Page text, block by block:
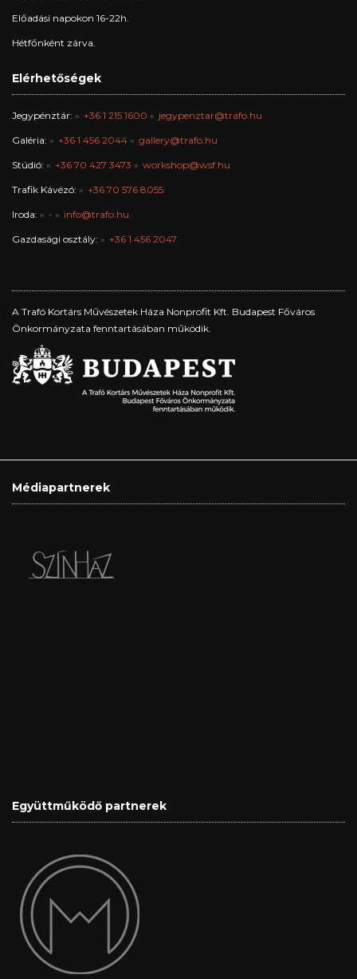
Előadási napokon 16-22h.
Hétfőnként zárva.
Elérhetőségek
Jegypénztár: +36 1 215 1600 jegypenztar@trafo.hu
Galéria: +36 1 456 2044 gallery@trafo.hu
Stúdió: +36 70 427 3473 workshop@wsf.hu
Trafik Kávézó: +36 70 576 8055
Iroda: - info@trafo.hu
Gazdasági osztály: +36 1 456 2047
A Trafó Kortárs Művészetek Háza Nonprofit Kft. Budapest Főváros
Önkormányzata fenntartásában működik.
Médiapartnerek
Együttműködő partnerek